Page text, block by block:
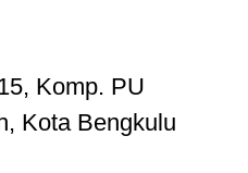
Komp. PU
Kota Bengkulu